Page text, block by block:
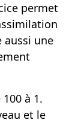
permet
aussi une
à 1.
et le